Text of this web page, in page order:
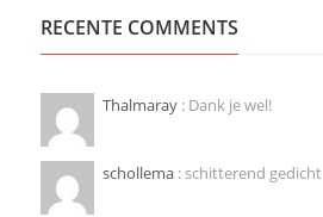
RECENTE COMMENTS
Thalmaray : Dank je wel!
schollema : schitterend gedicht